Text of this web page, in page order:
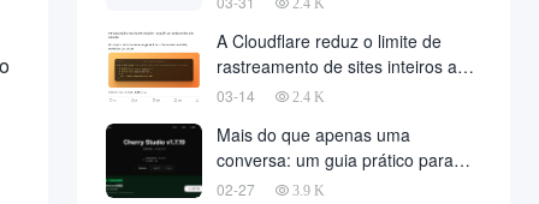
A Cloudflare reduz o limite de
rastreamento de sites inteiros a
zero com uma única solicitação de
03-14 2.4 K
Mais do que apenas uma
conversa: um guia prático para
implantar o OpenClaw no Cherry
02-27 3.9 K